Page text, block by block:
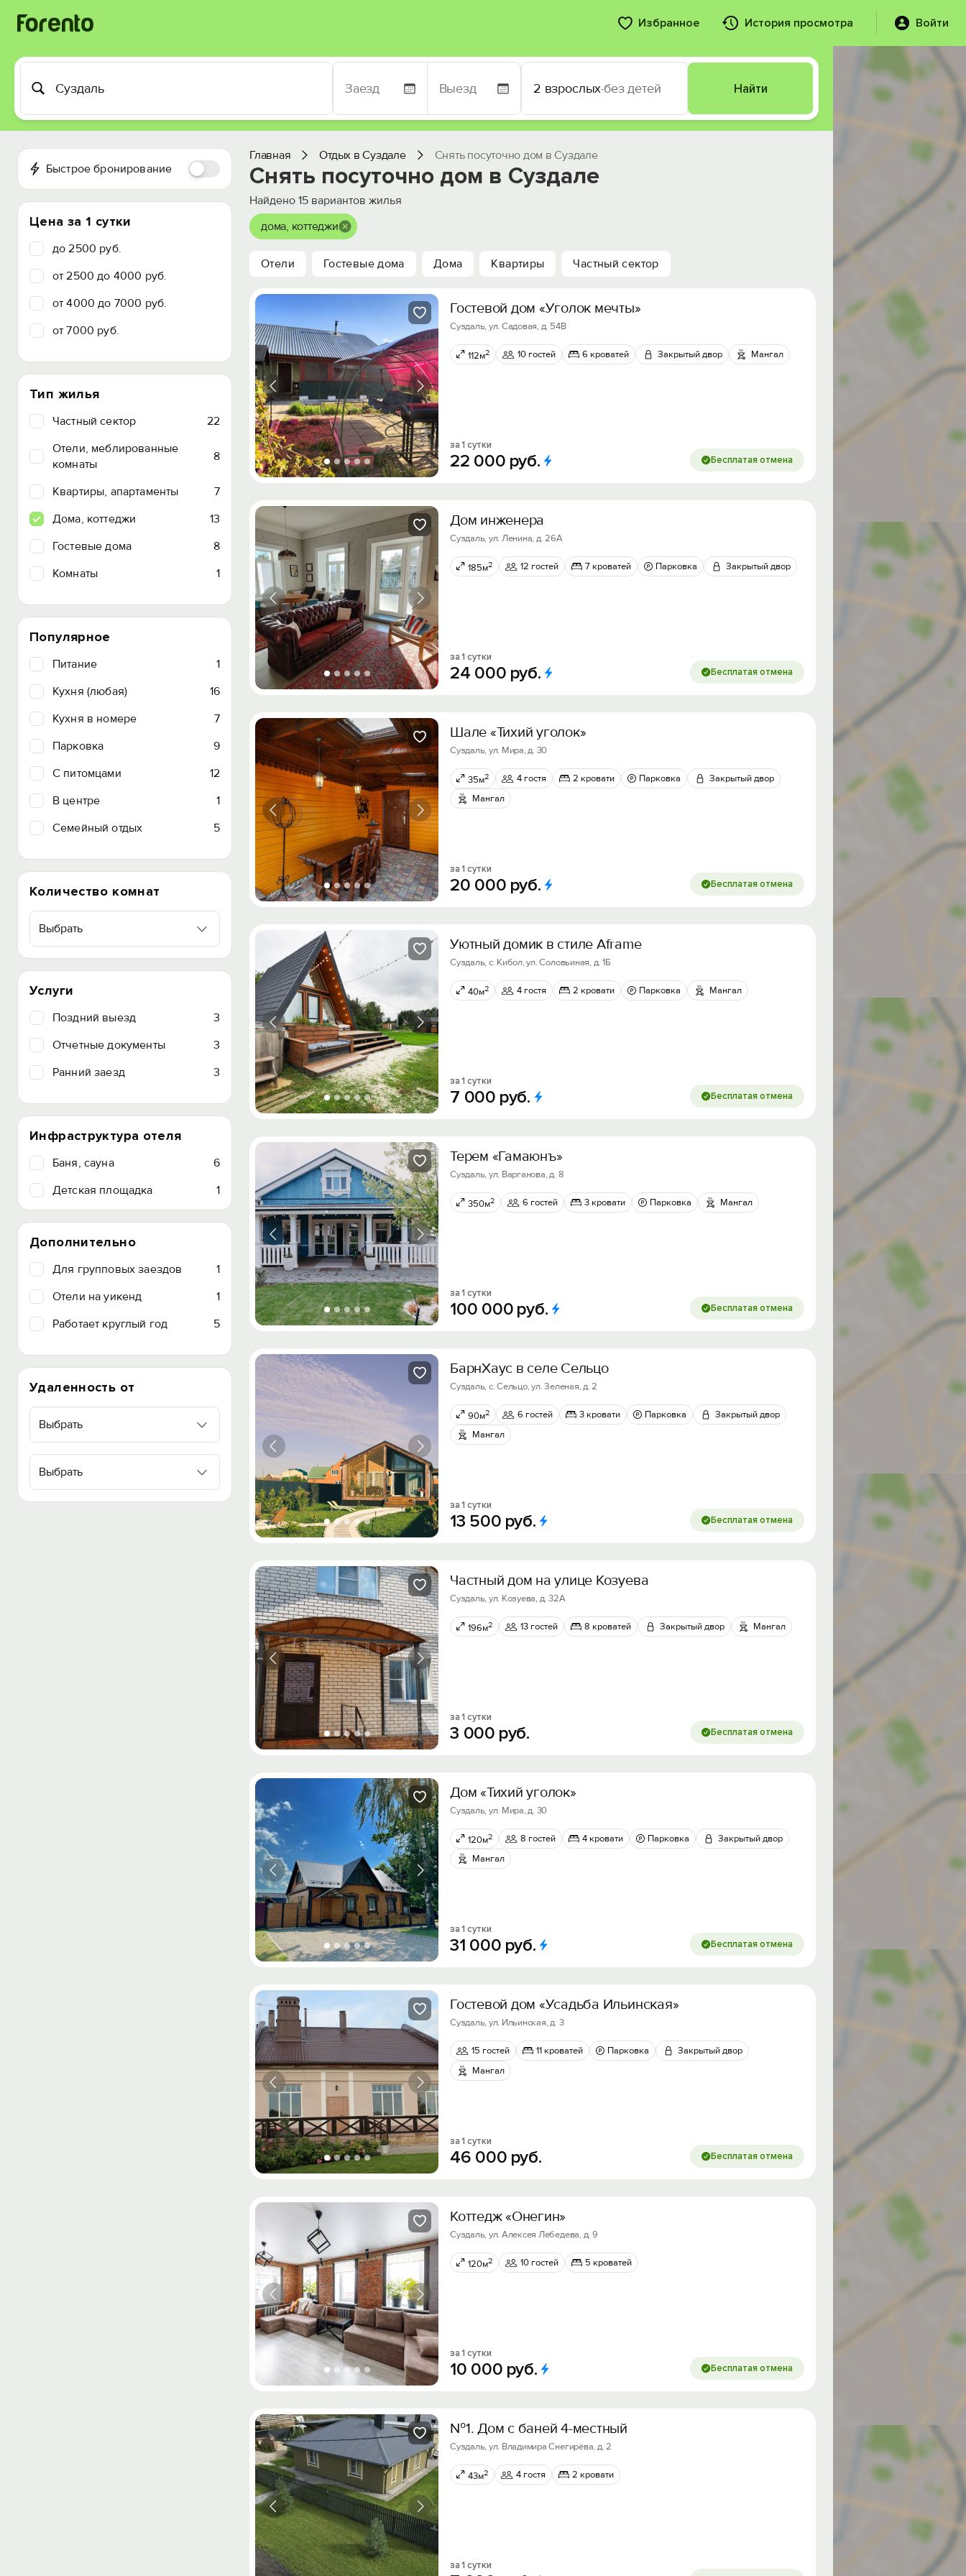
Избранное История просмотра Войти
2 взрослых·без детей Найти
Быстрое бронирование
Цена за 1 сутки
до 2500 руб.
от 2500 до 4000 руб.
от 4000 до 7000 руб.
от 7000 руб.
Тип жилья
Частный сектор
22
Отели, меблированные
комнаты
8
Квартиры, апартаменты
7
Дома, коттеджи
13
Гостевые дома
8
Комнаты
1
Популярное
Питание
1
Кухня (любая)
16
Кухня в номере
7
Парковка
9
C питомцами
12
В центре
1
Семейный отдых
5
Количество комнат
Выбрать
Услуги
Поздний выезд
3
Отчетные документы
3
Ранний заезд
3
Инфраструктура отеля
Баня, сауна
6
Детская площадка
1
Дополнительно
Для групповых заездов
1
Отели на уикенд
1
Работает круглый год
5
Удаленность от
Выбрать
Выбрать
Главная Отдых в Суздале Снять посуточно дом в Суздале
Снять посуточно дом в Суздале
Найдено 15 вариантов жилья
дома, коттеджи
Отели Гостевые дома Дома Квартиры Частный сектор
Гостевой дом «Уголок мечты»
Суздаль, ул. Садовая, д. 54В
112м2 10 гостей 6 кроватей Закрытый двор Мангал
за 1 сутки
22 000 руб. Бесплатая отмена
Дом инженера
Суздаль, ул. Ленина, д. 26А
185м2 12 гостей 7 кроватей Парковка Закрытый двор
за 1 сутки
24 000 руб. Бесплатая отмена
Шале «Тихий уголок»
Суздаль, ул. Мира, д. 30
35м2 4 гостя 2 кровати Парковка
Закрытый двор
Мангал
за 1 сутки
20 000 руб. Бесплатая отмена
Уютный домик в стиле Aframe
Суздаль, с. Кибол, ул. Соловьиная, д. 1Б
40м2 4 гостя 2 кровати Парковка Мангал
за 1 сутки
7 000 руб. Бесплатая отмена
Терем «Гамаюнъ»
Суздаль, ул. Варганова, д. 8
350м2 6 гостей 3 кровати Парковка Мангал
за 1 сутки
100 000 руб. Бесплатая отмена
БарнХаус в селе Сельцо
Суздаль, с. Сельцо, ул. Зеленая, д. 2
90м2 6 гостей 3 кровати Парковка
Закрытый двор
Мангал
за 1 сутки
13 500 руб. Бесплатая отмена
Частный дом на улице Козуева
Суздаль, ул. Козуева, д. 32А
196м2 13 гостей 8 кроватей Закрытый двор Мангал
за 1 сутки
3 000 руб. Бесплатая отмена
Дом «Тихий уголок»
Суздаль, ул. Мира, д. 30
120м2 8 гостей 4 кровати Парковка
Закрытый двор
Мангал
за 1 сутки
31 000 руб. Бесплатая отмена
Гостевой дом «Усадьба Ильинская»
Суздаль, ул. Ильинская, д. 3
15 гостей 11 кроватей Парковка
Закрытый двор
Мангал
за 1 сутки
46 000 руб. Бесплатая отмена
Коттедж «Онегин»
Суздаль, ул. Алексея Лебедева, д. 9
120м2 10 гостей 5 кроватей
за 1 сутки
10 000 руб. Бесплатая отмена
№1. Дом с баней 4-местный
Суздаль, ул. Владимира Снегирёва, д. 2
43м2 4 гостя 2 кровати
за 1 сутки